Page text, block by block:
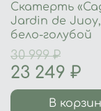
Скатерть
Jardin de
бело-голубой
30 999 ₽
23 249 ₽
В